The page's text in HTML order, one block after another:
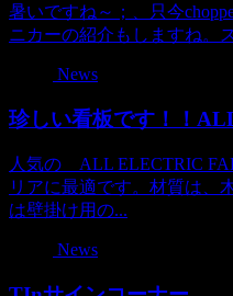
暑いですね～；、只今
ニカーの紹介もしますね。
News
珍しい看板です！！
人気の ALL ELECTRIC
リアに最適です。材質は、
は壁掛け用の...
News